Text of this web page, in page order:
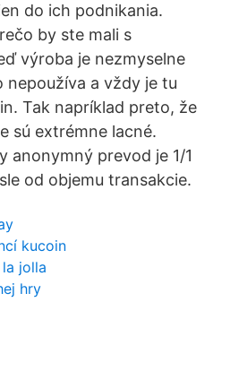
do ich podnikania.
by ste mali s
výroba je nezmyselne
nepoužíva a vždy je tu
Tak napríklad preto, že
sú extrémne lacné.
anonymný prevod je 1/1
od objemu transakcie.
kucoin
jolla
hry